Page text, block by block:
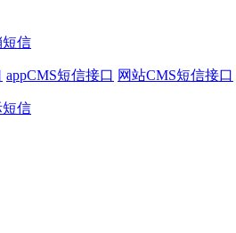
信
appCMS短信接口 网站CMS短信接口
短信